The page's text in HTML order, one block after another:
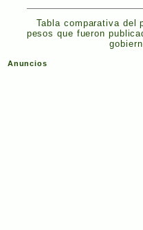
Tabla comparativa del
pesos que fueron
Anuncios